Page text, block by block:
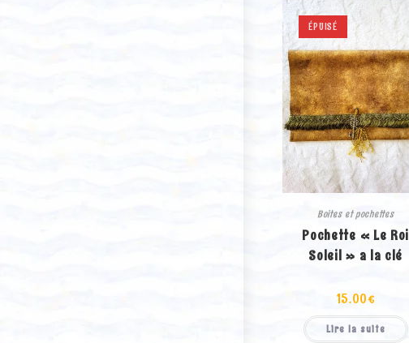
ÉPUISÉ
Boites et pochettes
Pochette « Le Roi
Soleil » a la clé
15.00€
Lire la suite